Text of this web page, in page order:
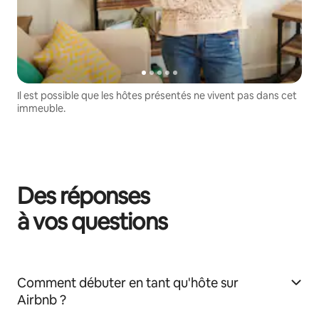
Il est possible que les hôtes présentés ne vivent pas dans cet
immeuble.
Des réponses
à vos questions
Comment débuter en tant qu'hôte sur
Airbnb ?